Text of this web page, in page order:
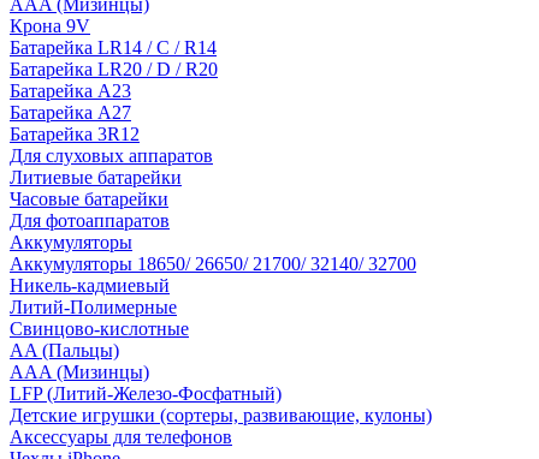
AAA (Мизинцы)
Крона 9V
Батарейка LR14 / C / R14
Батарейка LR20 / D / R20
Батарейка A23
Батарейка A27
Батарейка 3R12
Для слуховых аппаратов
Литиевые батарейки
Часовые батарейки
Для фотоаппаратов
Аккумуляторы
Аккумуляторы 18650/ 26650/ 21700/ 32140/ 32700
Никель-кадмиевый
Литий-Полимерные
Свинцово-кислотные
AA (Пальцы)
AAA (Мизинцы)
LFP (Литий-Железо-Фосфатный)
Детские игрушки (сортеры, развивающие, кулоны)
Аксессуары для телефонов